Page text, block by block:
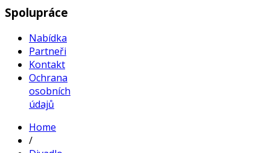
Spolupráce
Nabídka
Partneři
Kontakt
Ochrana
osobních
údajů
Home
/